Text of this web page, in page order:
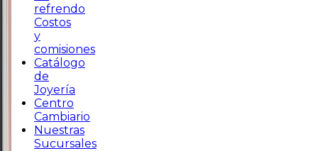
refrendo
Costos
y
comisiones
Catálogo
de
Joyería
Centro
Cambiario
Nuestras
Sucursales